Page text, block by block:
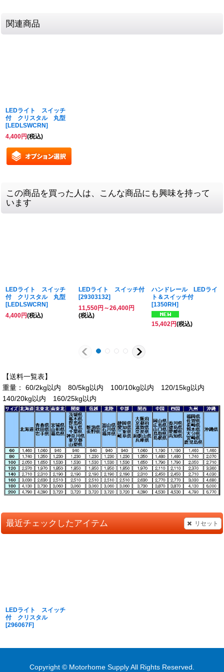
関連商品
LEDライト スイッチ
付 クリスタル 丸型
[LEDLSWCRN]
4,400円(税込)
この商品を買った人は、こんな商品にも興味を持って
います
LEDライト スイッチ
付 クリスタル 丸型
[LEDLSWCRN]
4,400円(税込)
LEDライト スイッチ付
[29303132]
11,550円 ～26,400円
(税込)
ハンドレール LEDライ
ト＆スイッチ付
[1350RH]
15,402円(税込)
【送料一覧表】
重量： 60/2kg以内 80/5kg以内 100/10kg以内 120/15kg以内
140/20kg以内 160/25kg以内
最近チェックしたアイテム リセット
LEDライト スイッチ
付 クリスタル
[296067F]
Copyright © Motorhome Supply All Rights Reserved.